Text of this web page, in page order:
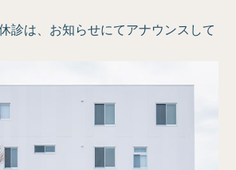
診は、お知らせにてアナウンスして